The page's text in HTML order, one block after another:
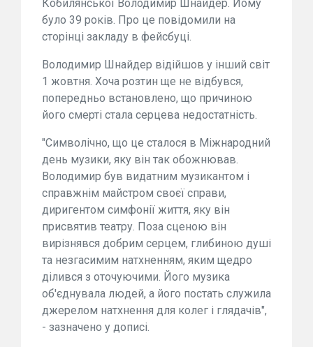
Кобилянської Володимир Шнайдер. Йому
було 39 років. Про це повідомили на
сторінці закладу в фейсбуці.
Володимир Шнайдер відійшов у інший світ
1 жовтня. Хоча розтин ще не відбувся,
попередньо встановлено, що причиною
його смерті стала серцева недостатність.
"Символічно, що це сталося в Міжнародний
день музики, яку він так обожнював.
Володимир був видатним музикантом і
справжнім майстром своєї справи,
диригентом симфонії життя, яку він
присвятив театру. Поза сценою він
вирізнявся добрим серцем, глибиною душі
та незгасимим натхненням, яким щедро
ділився з оточуючими. Його музика
об'єднувала людей, а його постать служила
джерелом натхнення для колег і глядачів",
- зазначено у дописі.